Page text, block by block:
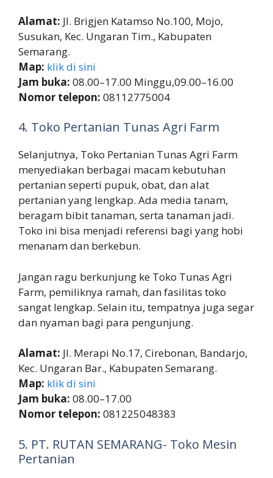
Alamat: Jl. Brigjen Katamso No.100, Mojo,
Susukan, Kec. Ungaran Tim., Kabupaten
Semarang.
Map: klik di sini
Jam buka: 08.00–17.00 Minggu,09.00–16.00
Nomor telepon: 08112775004
4. Toko Pertanian Tunas Agri Farm
Selanjutnya, Toko Pertanian Tunas Agri Farm
menyediakan berbagai macam kebutuhan
pertanian seperti pupuk, obat, dan alat
pertanian yang lengkap. Ada media tanam,
beragam bibit tanaman, serta tanaman jadi.
Toko ini bisa menjadi referensi bagi yang hobi
menanam dan berkebun.
Jangan ragu berkunjung ke Toko Tunas Agri
Farm, pemiliknya ramah, dan fasilitas toko
sangat lengkap. Selain itu, tempatnya juga segar
dan nyaman bagi para pengunjung.
Alamat: Jl. Merapi No.17, Cirebonan, Bandarjo,
Kec. Ungaran Bar., Kabupaten Semarang.
Map: klik di sini
Jam buka: 08.00–17.00
Nomor telepon: 081225048383
5. PT. RUTAN SEMARANG- Toko Mesin
Pertanian